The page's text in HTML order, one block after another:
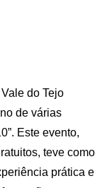
do Tejo
de várias
Este evento,
teve como
prática e